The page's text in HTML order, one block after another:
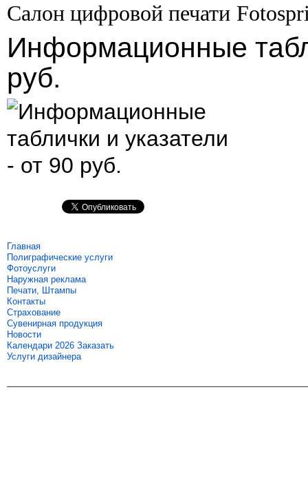
Салон цифровой печати
Информационные
руб.
Главная
Полиграфические услуги
Фотоуслуги
Наружная реклама
Печати, Штампы
Контакты
Страхование
Сувенирная продукция
Новости
Календари 2026 Заказать
Услуги дизайнера